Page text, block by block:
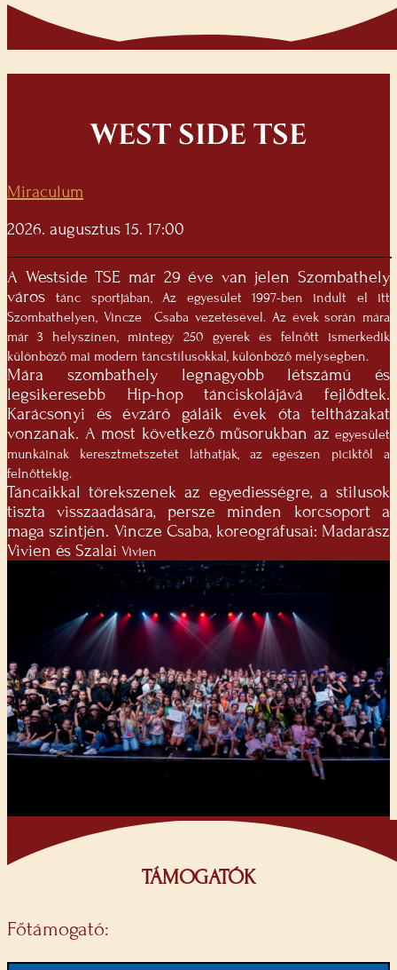
WEST SIDE TSE
Miraculum
2026. augusztus 15. 17:00
A Westside TSE már 29 éve van jelen Szombathely
várostánc sportjában, Az egyesület 1997-ben indult el itt
Szombathelyen, Vincze
Csaba vezetésével. Az évek során mára
már 3 helyszínen, mintegy 250 gyerek és felnőtt ismerkedik
különböző mai modern táncstílusokkal, különböző mélységben.
Mára szombathely legnagyobb létszámú és
legsikeresebb Hip-hop tánciskolájává fejlődtek.
Karácsonyi és évzáró gáláik évek óta teltházakat
vonzanak. A most következő műsorukban az egyesület
munkáinak keresztmetszetét láthatják, az egészen piciktől a
felnőttekig.
Táncaikkal törekszenek az egyediességre, a stilusok
tiszta visszaadására, persze minden korcsoport a
maga szintjén. Vincze Csaba, koreográfusai: Madarász
Vivien és Szalai Vivien
TÁMOGATÓK
Főtámogató: